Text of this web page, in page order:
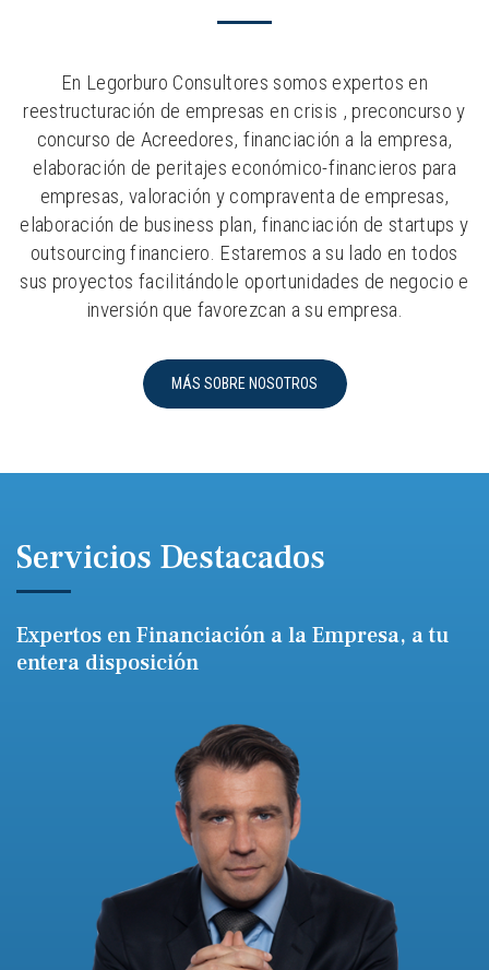
En Legorburo Consultores somos expertos en
reestructuración de empresas en crisis , preconcurso y
concurso de Acreedores, financiación a la empresa,
elaboración de peritajes económico-financieros para
empresas, valoración y compraventa de empresas,
elaboración de business plan, financiación de startups y
outsourcing financiero. Estaremos a su lado en todos
sus proyectos facilitándole oportunidades de negocio e
inversión que favorezcan a su empresa.
MÁS SOBRE NOSOTROS
Servicios Destacados
Expertos en Financiación a la Empresa, a tu
entera disposición